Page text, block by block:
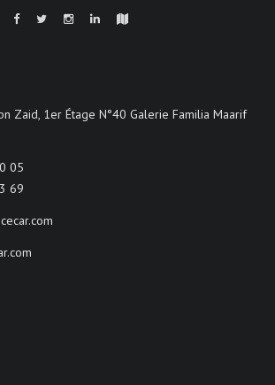
Zaid, 1er Étage N°40 Galerie Familia Maarif
05
69